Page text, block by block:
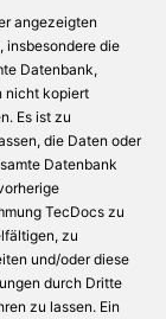
angezeigten
insbesondere die
Datenbank,
nicht kopiert
Es ist zu
die Daten oder
Datenbank
TecDocs zu
zu
und/oder diese
durch Dritte
zu lassen. Ein